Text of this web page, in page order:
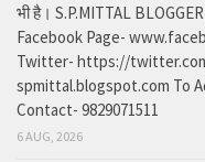
भी है। S.P.MITTAL
Facebook Page-
Twitter- https://
spmittal.blogspot.com To
Contact- 9829071511
6 AUG, 2026